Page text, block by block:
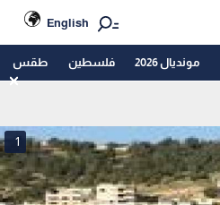
English
مونديال 2026 فلسطين طقس
1